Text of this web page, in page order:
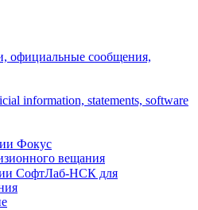
официальные сообщения,
information, statements, software
Фокус
вещания
СофтЛаб-НСК для